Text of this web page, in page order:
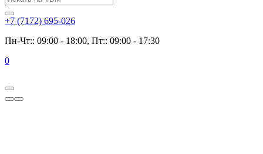
+7 (7172) 695-026
Пн-Чт:: 09:00 - 18:00, Пт:: 09:00 - 17:30
0